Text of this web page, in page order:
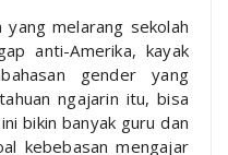
melarang sekolah
anti-Amerika, kayak
gender yang
ngajarin itu, bisa
bikin banyak guru dan
kebebasan mengajar